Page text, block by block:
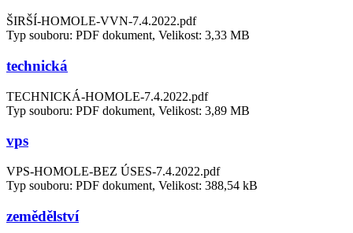
ŠIRŠÍ-HOMOLE-VVN-7.4.2022.pdf
Typ souboru: PDF dokument, Velikost: 3,33 MB
technická
TECHNICKÁ-HOMOLE-7.4.2022.pdf
Typ souboru: PDF dokument, Velikost: 3,89 MB
vps
VPS-HOMOLE-BEZ ÚSES-7.4.2022.pdf
Typ souboru: PDF dokument, Velikost: 388,54 kB
zemědělství